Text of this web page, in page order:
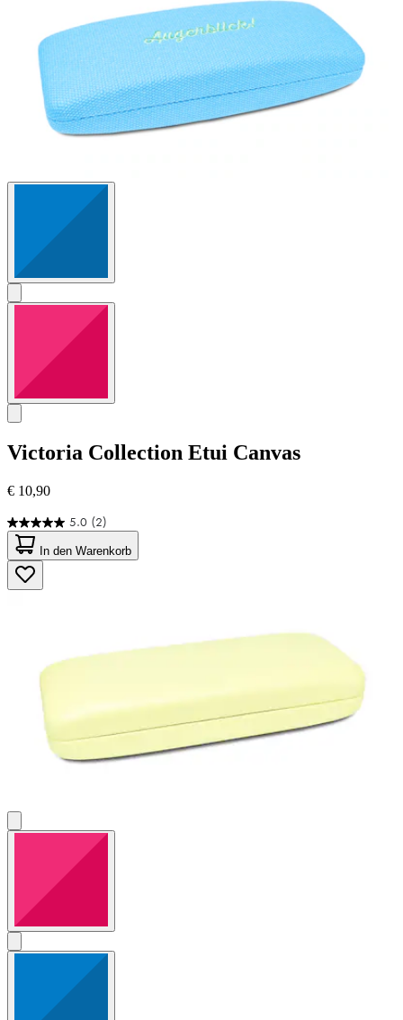
Victoria Collection Etui Canvas
€ 10,90
5.0 (2)
5.0
von
5
Sternen.
2
In den Warenkorb